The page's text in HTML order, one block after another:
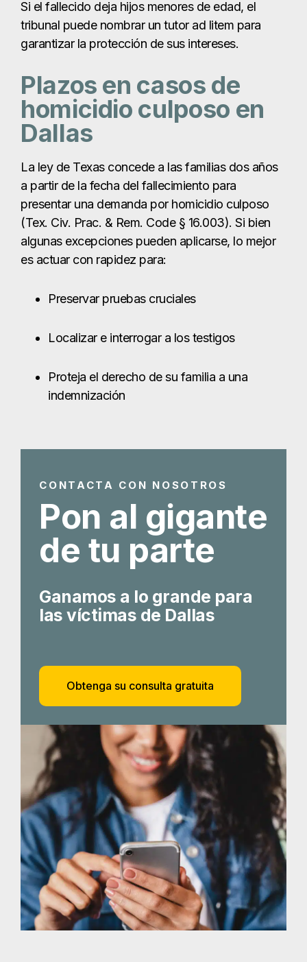
La ley de Texas concede a las familias dos años
a partir de la fecha del fallecimiento para
presentar una demanda por homicidio culposo
(Tex. Civ. Prac. & Rem. Code § 16.003). Si bien
algunas excepciones pueden aplicarse, lo mejor
es actuar con rapidez para:
Localizar e interrogar a los testigos
Proteja el derecho de su familia a una
indemnización
CONTACTA CON NOSOTROS
Pon al gigante
de tu parte
Ganamos a lo grande para
Obtenga su consulta gratuita
El proceso legal
por homicidio
culposo en Dallas